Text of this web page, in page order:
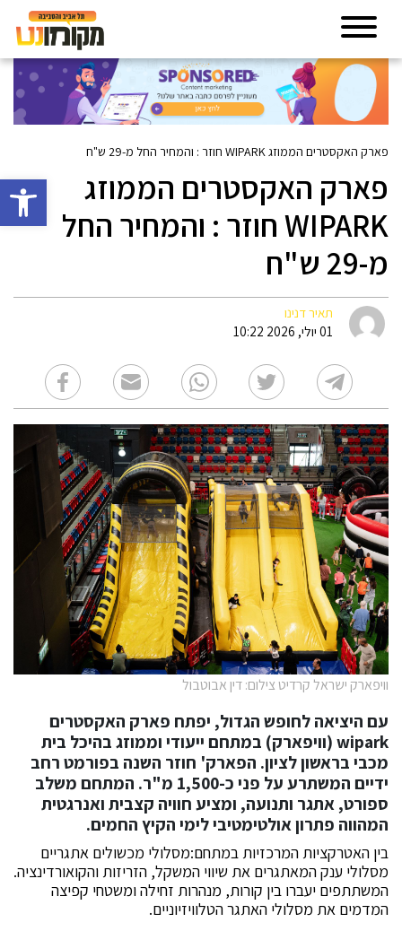
פתח
פארק האקסטרים הממוזג WIPARK חוזר : והמחיר החל מ-29 ש"ח
פארק האקסטרים הממוזג
WIPARK חוזר : והמחיר החל
מ-29 ש"ח
תאיר דנינו
01 יולי, 2026 10:22
וויפארק ישראל קרדיט צילום: דין אבוטבול
עם היציאה לחופש הגדול, יפתח פארק האקסטרים
wipark (וויפארק) במתחם ייעודי וממוזג בהיכל בית
מכבי בראשון לציון. הפארק' חוזר השנה בפורמט רחב
ידיים המשתרע על פני כ-1,500 מ"ר. המתחם משלב
ספורט, אתגר ותנועה, ומציע חוויה קצבית ואנרגטית
המהווה פתרון אולטימטיבי לימי הקיץ החמים.
בין האטרקציות המרכזיות במתחם:מסלולי מכשולים אתגריים
מסלולי ענק המאתגרים את שיווי המשקל, הזריזות והקואורדינציה.
המשתתפים יעברו בין קורות, מנהרות זחילה ומשטחי קפיצה
המדמים את מסלולי האתגר הטלוויזיוניים.